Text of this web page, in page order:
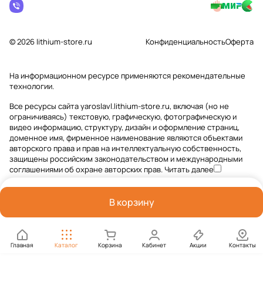
В корзину
Главная Каталог Корзина Кабинет Акции Контакты
© 2026 lithium-store.ru КонфиденциальностьОферта
На информационном ресурсе применяютсярекомендательные
технологии.
Все ресурсы сайта yaroslavl.lithium-store.ru, включая (но не
ограничиваясь) текстовую, графическую, фотографическую и
видео информацию, структуру, дизайн и оформление страниц,
доменное имя, фирменное наименование являются объектами
авторского права и прав на интеллектуальную собственность,
защищены российским законодательством и международными
соглашениями об охране авторских прав.Читать далее